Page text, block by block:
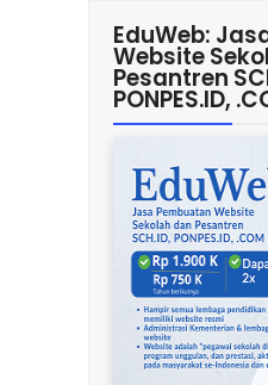
EduWeb:
Website
Pesantren
PONPES.ID,